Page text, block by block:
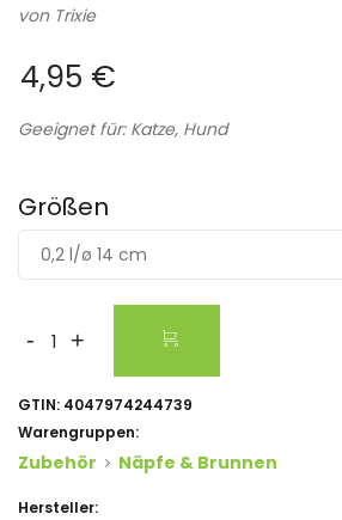
von Trixie
4,95 €
Geeignet für: Katze, Hund
Größen
0,2 l/ø 14 cm
- +
GTIN: 4047974244739
Warengruppen:
Zubehör Näpfe & Brunnen
Hersteller: